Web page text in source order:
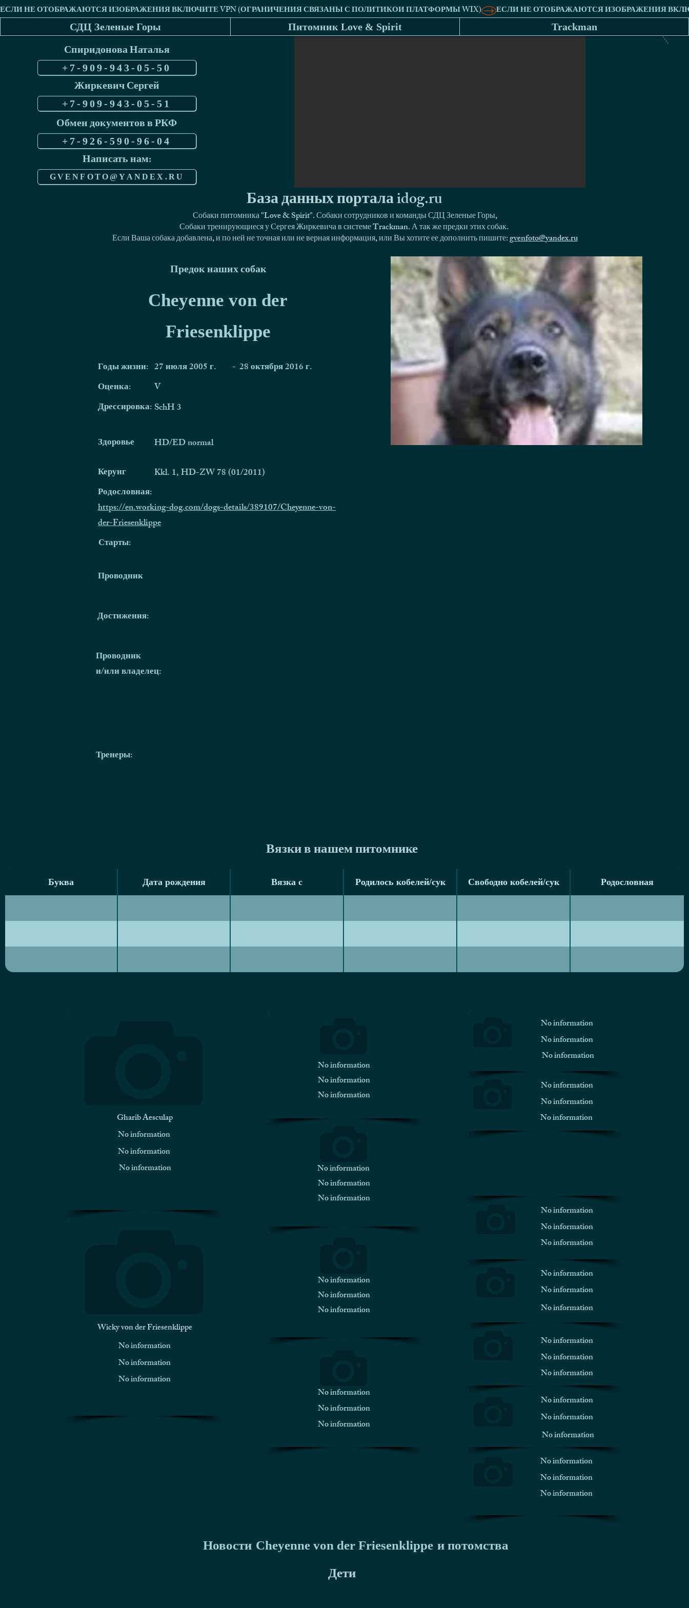
СДЦ Зеленые Горы Питомник Love & Spirit Trackman
Спиридонова Наталья
+7-909-943-05-50
Жиркевич Сергей
+7-909-943-05-51
Обмен документов в РКФ
+7-926-590-96-04
Написать нам:
GVENFOTO@YANDEX.RU
База данных портала idog.ru
Собаки питомника "Love & Spirit". Собаки сотрудников и команды СДЦ Зеленые Горы,
Собаки тренирующиеся у Сергея Жиркевича в системе Trackman. А так же предки этих собак.
Если Ваша собака добавлена, и по ней не точная или не верная информация, или Вы хотите ее дополнить пишите:gvenfoto@yandex.ru
Предок наших собак
Cheyenne von der
Friesenklippe
Годы жизни: 27 июля 2005 г. - 28 октября 2016 г.
Оценка:
V
Дрессировка: SchH 3
Здоровье
HD/ED normal
Керунг
Kkl. 1, HD-ZW 78 (01/2011)
Родословная:
https://en.working-dog.com/dogs-details/389107/Cheyenne-von-
der-Friesenklippe
Старты:
Проводник
Достижения:
Проводник
и/или владелец:
Тренеры:
Вязки в нашем питомнике
Буква Дата рождения Вязка с Родилось кобелей/сук Свободно кобелей/сук Родословная
Буква Дата рождения Вязка с Родилось кобелей/сук Свободно кобелей/сук Родословная
Gharib Aesculap
No information
No information
No information
Wicky von der Friesenklippe
No information
No information
No information
No information
No information
No information
No information
No information
No information
No information
No information
No information
No information
No information
No information
No information
No information
No information
No information
No information
No information
No information
No information
No information
No information
No information
No information
No information
No information
No information
No information
No information
No information
No information
No information
No information
Новости Cheyenne von der Friesenklippe и потомства
Дети